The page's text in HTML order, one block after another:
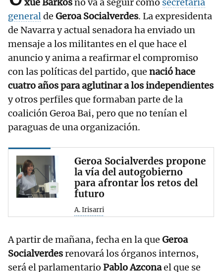
xue Barkosno va a seguir como secretaria
generalde Geroa Socialverdes. La expresidenta
de Navarra y actual senadora ha enviado un
mensaje a los militantes en el que hace el
anuncio y anima a reafirmar el compromiso
con las políticas del partido, que nació hace
cuatro años para aglutinar a los independientes
y otros perfiles que formaban parte de la
coalición Geroa Bai, pero que no tenían el
paraguas de una organización.
Geroa Socialverdes propone
la vía del autogobierno
para afrontar los retos del
futuro
A. Irisarri
A partir de mañana, fecha en la que Geroa
Socialverdesrenovará los órganos internos,
será el parlamentario Pablo Azconael que se